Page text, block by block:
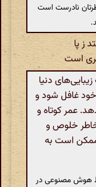
نادرست است
ز پا
است
دنیا
غافل شود و
عمر کوتاه و
خاطر خلوص و
است به
هوش مصنوعی در